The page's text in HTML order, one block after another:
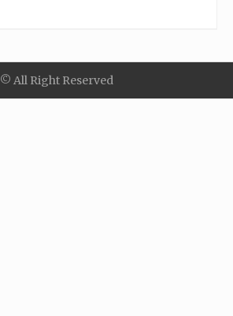
© All Right Reserved